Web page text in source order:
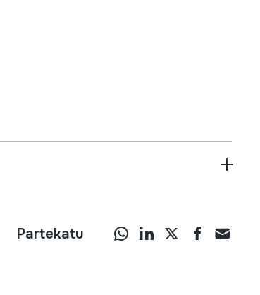
Partekatu